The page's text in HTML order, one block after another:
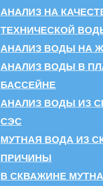
АНАЛИЗ НА
ТЕХНИЧЕСКОЙ
АНАЛИЗ ВОДЫ НА
АНАЛИЗ ВОДЫ В
БАССЕЙНЕ
АНАЛИЗ ВОДЫ ИЗ
СЭС
МУТНАЯ ВОДА ИЗ
ПРИЧИНЫ
В СКВАЖИНЕ